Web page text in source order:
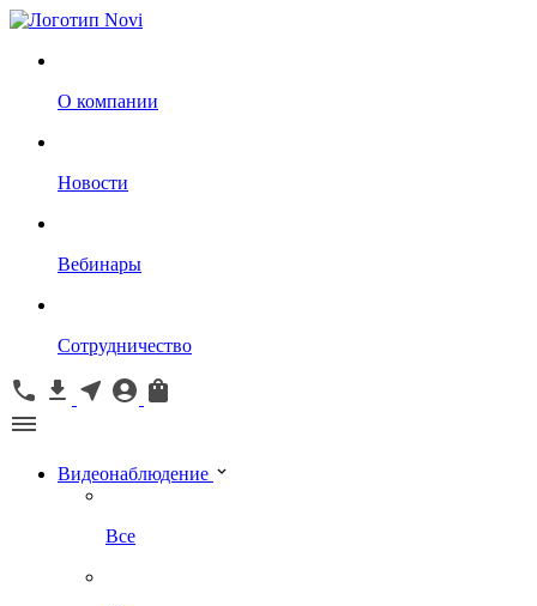
О компании
Новости
Вебинары
Сотрудничество
Видеонаблюдение
Все